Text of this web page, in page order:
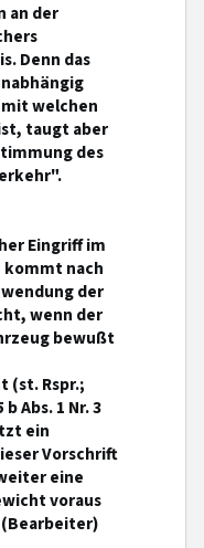
an der
Denn das
welchen
taugt aber
des
Eingriff im
kommt nach
der
wenn der
bewußt
(st. Rspr.;
b Abs. 1 Nr. 3
ein
Vorschrift
eine
voraus
(Bearbeiter)